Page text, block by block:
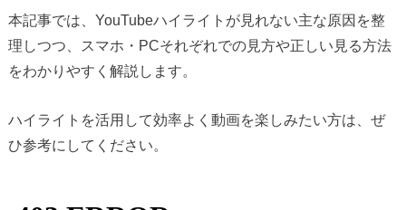
本記事では、YouTubeハイライトが見れない主な原因を整
理しつつ、スマホ・PCそれぞれでの見方や正しい見る方法
をわかりやすく解説します。
ハイライトを活用して効率よく動画を楽しみたい方は、ぜ
ひ参考にしてください。